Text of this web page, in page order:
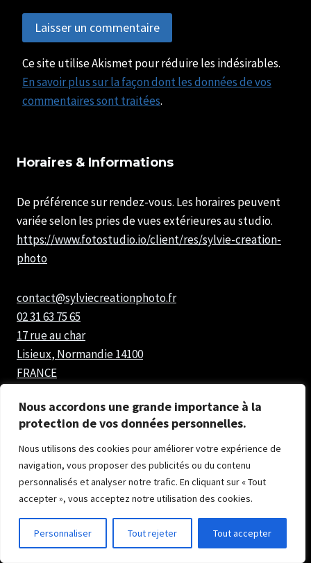
Nous accordons une grande importance à la
protection de vos données personnelles.
Nous utilisons des cookies pour améliorer votre expérience de
navigation, vous proposer des publicités ou du contenu
personnalisés et analyser notre trafic. En cliquant sur « Tout
accepter », vous acceptez notre utilisation des cookies.
Personnaliser Tout rejeter Tout accepter
Ce site utilise Akismet pour réduire les indésirables.
En savoir plus sur la façon dont les données de vos
commentaires sont traitées.
Horaires & Informations
De préférence sur rendez-vous. Les horaires peuvent
variée selon les pries de vues extérieures au studio.
https://www.fotostudio.io/client/res/sylvie-creation-
photo
contact@sylviecreationphoto.fr
02 31 63 75 65
17 rue au char
Lisieux, Normandie14100
FRANCE
Lundi
09:00 - 17:30
Mardi
09:00 - 18:30
Mercredi
09:00 - 15:30
Bonjour! Je suis l'assistant
numérique de Sylvie. Comment puis-
je vous aider?